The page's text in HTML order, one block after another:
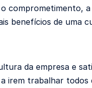
comprometimento,
benefícios de uma
da empresa e
irem trabalhar